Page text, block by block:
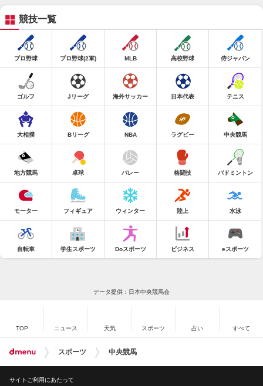
競技一覧
プロ野球 プロ野球(2軍) MLB 高校野球 侍ジャパン
ゴルフ Jリーグ 海外サッカー 日本代表 テニス
大相撲 Bリーグ NBA ラグビー 中央競馬
地方競馬 卓球 バレー 格闘技 バドミントン
モーター フィギュア ウィンター 陸上 水泳
自転車 学生スポーツ Doスポーツ ビジネス eスポーツ
データ提供：日本中央競馬会
TOP ニュース 天気 スポーツ 占い すべて
スポーツ 中央競馬
サイトご利用にあたって